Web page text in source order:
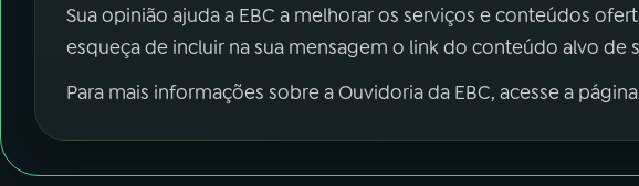
Sua opinião ajuda a EBC a melhorar os serviços e conteúdos
esqueça de incluir na sua mensagem o link do conteúdo alvo de
Para mais informações sobre a Ouvidoria da EBC, acesse a